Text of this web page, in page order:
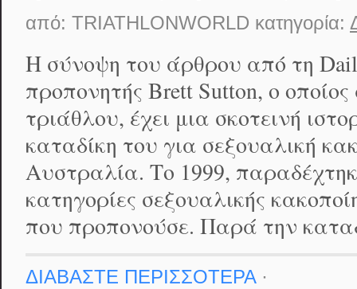
από: TRIATHLONWORLD κατηγορία:
Η σύνοψη του άρθρου από τη
προπονητής Brett Sutton, ο
τριάθλου, έχει μια σκοτεινή
καταδίκη του για σεξουαλική
Αυστραλία. Το 1999,
κατηγορίες σεξουαλικής
που προπονούσε. Παρά την
ΔΙΑΒΑΣΤΕ ΠΕΡΙΣΣΟΤΕΡΑ·